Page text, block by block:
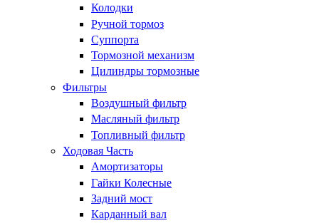
Колодки
Ручной тормоз
Суппорта
Тормозной механизм
Цилиндры тормозные
Фильтры
Воздушный фильтр
Масляный фильтр
Топливный фильтр
Ходовая Часть
Амортизаторы
Гайки Колесные
Задний мост
Карданный вал